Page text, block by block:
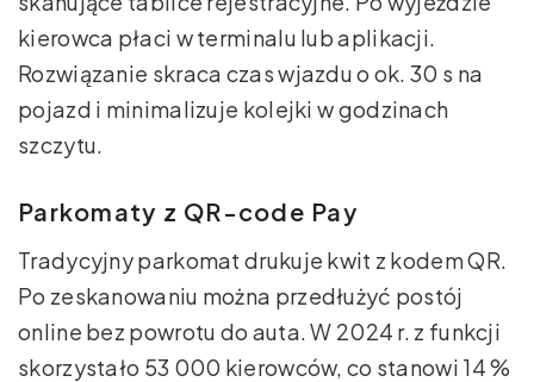
kierowca płaci w terminalu lub aplikacji.
Rozwiązanie skraca czas wjazdu o ok. 30 s na
pojazd i minimalizuje kolejki w godzinach
szczytu.
Parkomaty z QR-code Pay
Tradycyjny parkomat drukuje kwit z kodem QR.
Po zeskanowaniu można przedłużyć postój
online bez powrotu do auta. W 2024 r. z funkcji
skorzystało 53 000 kierowców, co stanowi 14 %